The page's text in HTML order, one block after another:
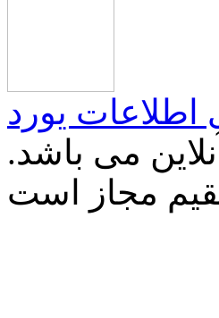
اطلاعات یورد
می باشد.